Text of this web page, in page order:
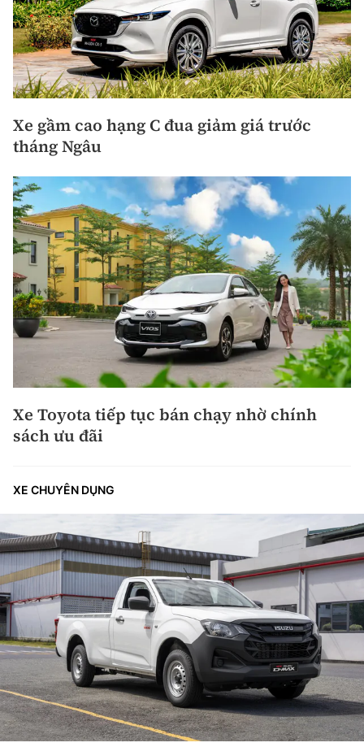
Xe gầm cao hạng C đua giảm giá trước
tháng Ngâu
Xe Toyota tiếp tục bán chạy nhờ chính
sách ưu đãi
XE CHUYÊN DỤNG